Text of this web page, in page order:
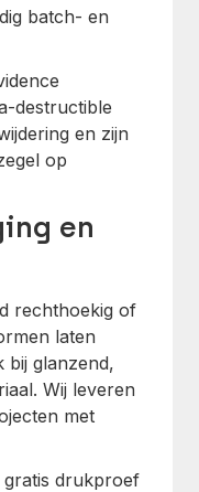
batch- en
destructible
en zijn
op
en
rechthoekig of
laten
bij glanzend,
Wij leveren
met
gratis drukproef